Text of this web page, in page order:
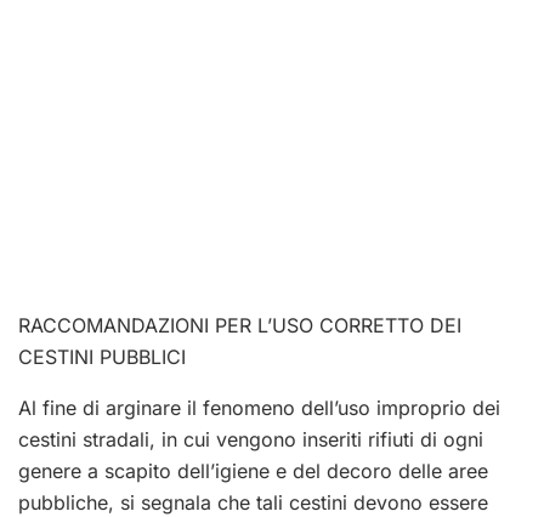
RACCOMANDAZIONI PER L’USO CORRETTO DEI
CESTINI PUBBLICI
Al fine di arginare il fenomeno dell’uso improprio dei
cestini stradali, in cui vengono inseriti rifiuti di ogni
genere a scapito dell’igiene e del decoro delle aree
pubbliche, si segnala che tali cestini devono essere